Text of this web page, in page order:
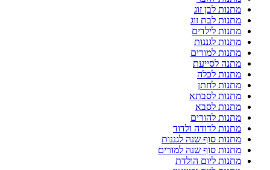
מתנות לבן זוג
מתנות לבת זוג
מתנות לילדים
מתנות לגננות
מתנות למורים
מתנה לסייעת
מתנות לכלה
מתנות לחתן
מתנות לסבתא
מתנות לסבא
מתנות להורים
מתנות לדודה ולדוד
מתנות סוף שנה לגננות
מתנות סוף שנה למורים
מתנות ליום הולדת